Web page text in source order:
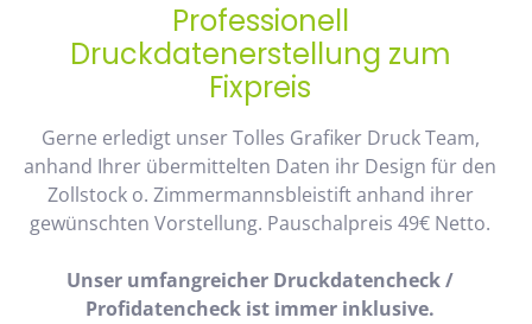
Professionell
Druckdatenerstellung zum
Fixpreis
Gerne erledigt unser Tolles Grafiker Druck Team,
anhand Ihrer übermittelten Daten ihr Design für den
Zollstock o. Zimmermannsbleistift anhand ihrer
gewünschten Vorstellung. Pauschalpreis 49€ Netto.
Unser umfangreicher Druckdatencheck /
Profidatencheck ist immer inklusive.